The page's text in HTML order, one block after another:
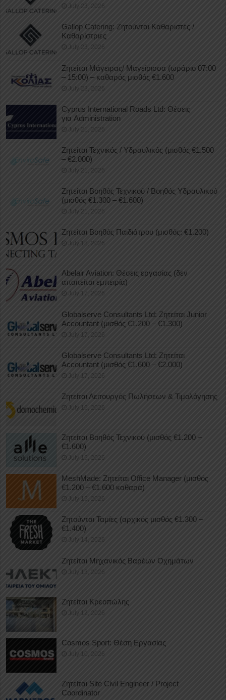
July 23, 2026
Gallop Catering: Ζητούνται Καθαριστές /
Καθαρίστριες
July 23, 2026
Ζητείται Μάγειρας/ Μαγείρισσα (ωράριο 07:00
– 15:00) – καθαρός μισθός €1.600
July 23, 2026
Cyprus International Roads Ltd: Θέσεις
για Administration
July 21, 2026
Ζητείται Τεχνικός / Υδραυλικός (μισθός €1.500
– €2.000)
July 21, 2026
Ζητείται Βοηθός Τεχνικού / Βοηθός Υδραυλικού
(μισθός €1.300 – €1.600)
July 21, 2026
Ζητείται Βοηθός Παιδιάτρου (μισθός: €1.200)
July 18, 2026
Abelair Aviation: Θέσεις εργασίας (δεν
απαιτείται εμπειρία)
July 17, 2026
Globalserve Consultants Ltd: Ζητείται Junior
Accountant (μισθός €1.200 – €1.300)
July 17, 2026
Globalserve Consultants Ltd: Ζητείται
Accountant (μισθός €1.600 – €2.000)
July 17, 2026
Ζητείται Λειτουργός Πωλήσεων & Τιμολόγησης
July 16, 2026
Ζητείται Βοηθός Τεχνικού (μισθός €1.200 –
€1.600)
July 15, 2026
MeshMade: Ζητείται Office Manager (μισθός
€1.200 – €1.600 καθαρά)
July 15, 2026
Ζητούνται Ταμίες (αρχικός μισθός €1.300 –
€1.400)
July 14, 2026
Ζητείται Μηχανικός Βαρέων Οχημάτων
July 13, 2026
Ζητείται Κρεοπώλης
July 12, 2026
Cosmos Sport: Θέση Εργασίας
July 10, 2026
Ζητείται Site Civil Engineer / Project
Coordinator